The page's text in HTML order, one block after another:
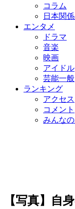
コラム
日本関
エンタメ
ドラマ
音楽
映画
アイドル
芸能一般
ランキング
アクセス
コメント
みんな
【写真】自